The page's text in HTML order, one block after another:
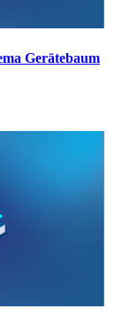
Gerätebaum